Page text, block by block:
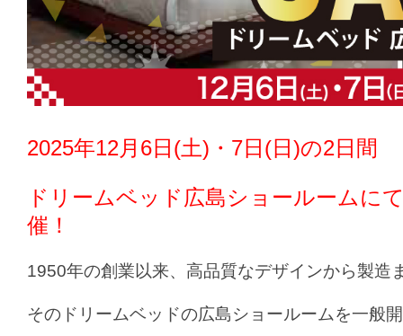
2025年12月6日(土)・7日(日)の2日間
ドリームベッド広島ショールームに
催！
1950年の創業以来、高品質なデザインから製造
そのドリームベッドの広島ショールームを一般